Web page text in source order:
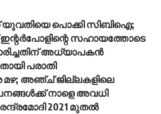
പൊക്കി സിബിഐ;
ഇന്റർപോളിന്റെ സഹായത്തോടെ
അധ്യാപകന്‍
പരാതി
മഴ; അഞ്ച് ജില്ലകളിലെ
നാളെ അവധി
2021 മുതല്‍